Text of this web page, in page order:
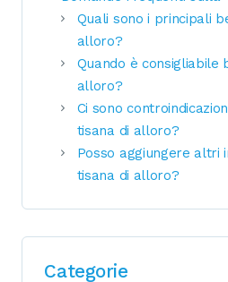
Quali sono i principali
alloro?
Quando è consigliabile
alloro?
Ci sono
tisana di alloro?
Posso aggiungere altri
tisana di alloro?
Categorie